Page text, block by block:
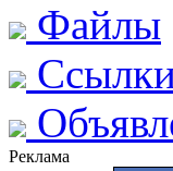
Файлы
Реклама